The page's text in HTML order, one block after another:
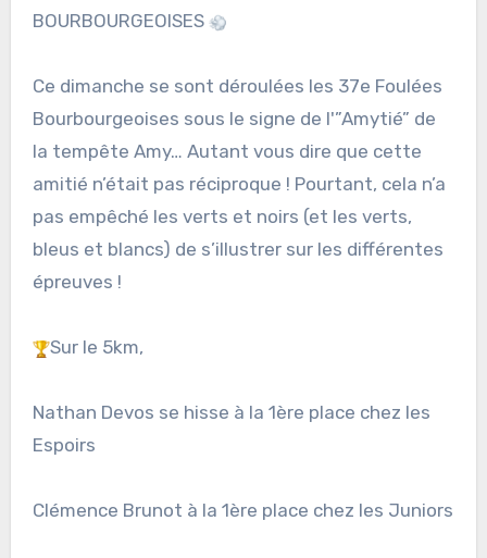
BOURBOURGEOISES
Ce dimanche se sont déroulées les 37e Foulées
Bourbourgeoises sous le signe de l'”Amytié” de
la tempête Amy… Autant vous dire que cette
amitié n’était pas réciproque ! Pourtant, cela n’a
pas empêché les verts et noirs (et les verts,
bleus et blancs) de s’illustrer sur les différentes
épreuves !
Sur le 5km,
Nathan Devos se hisse à la 1ère place chez les
Espoirs
Clémence Brunot à la 1ère place chez les Juniors